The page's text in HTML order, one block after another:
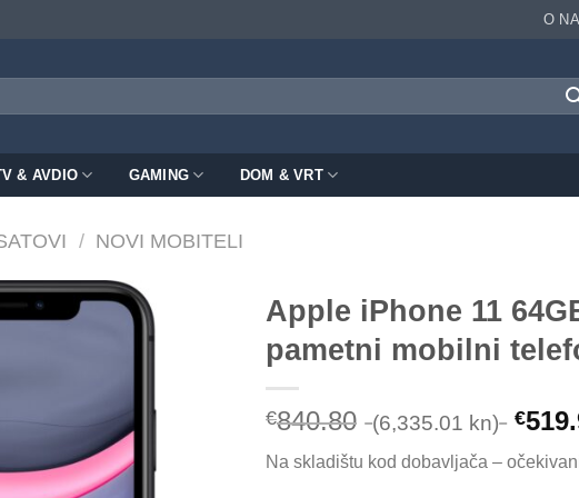
O
& AVDIO GAMING DOM & VRT
/ NOVI MOBITELI
Apple iPhone 11
pametni mobilni
€840.80 (6,335.01 kn) €
Na skladištu kod dobavljača –